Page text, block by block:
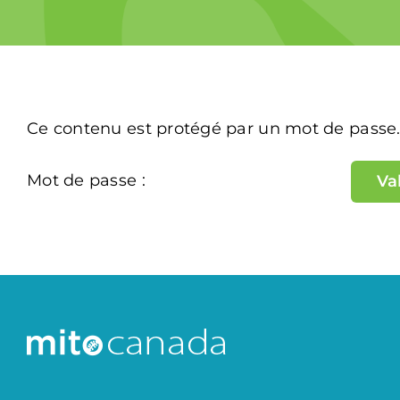
Ce contenu est protégé par un mot de
Mot de passe :